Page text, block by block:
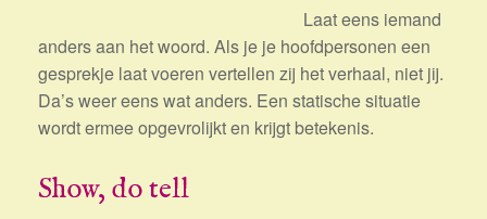
Laat eens iemand
anders aan het woord. Als je je hoofdpersonen een
gesprekje laat voeren vertellen zij het verhaal, niet jij.
Da’s weer eens wat anders. Een statische situatie
wordt ermee opgevrolijkt en krijgt betekenis.
Show, do tell